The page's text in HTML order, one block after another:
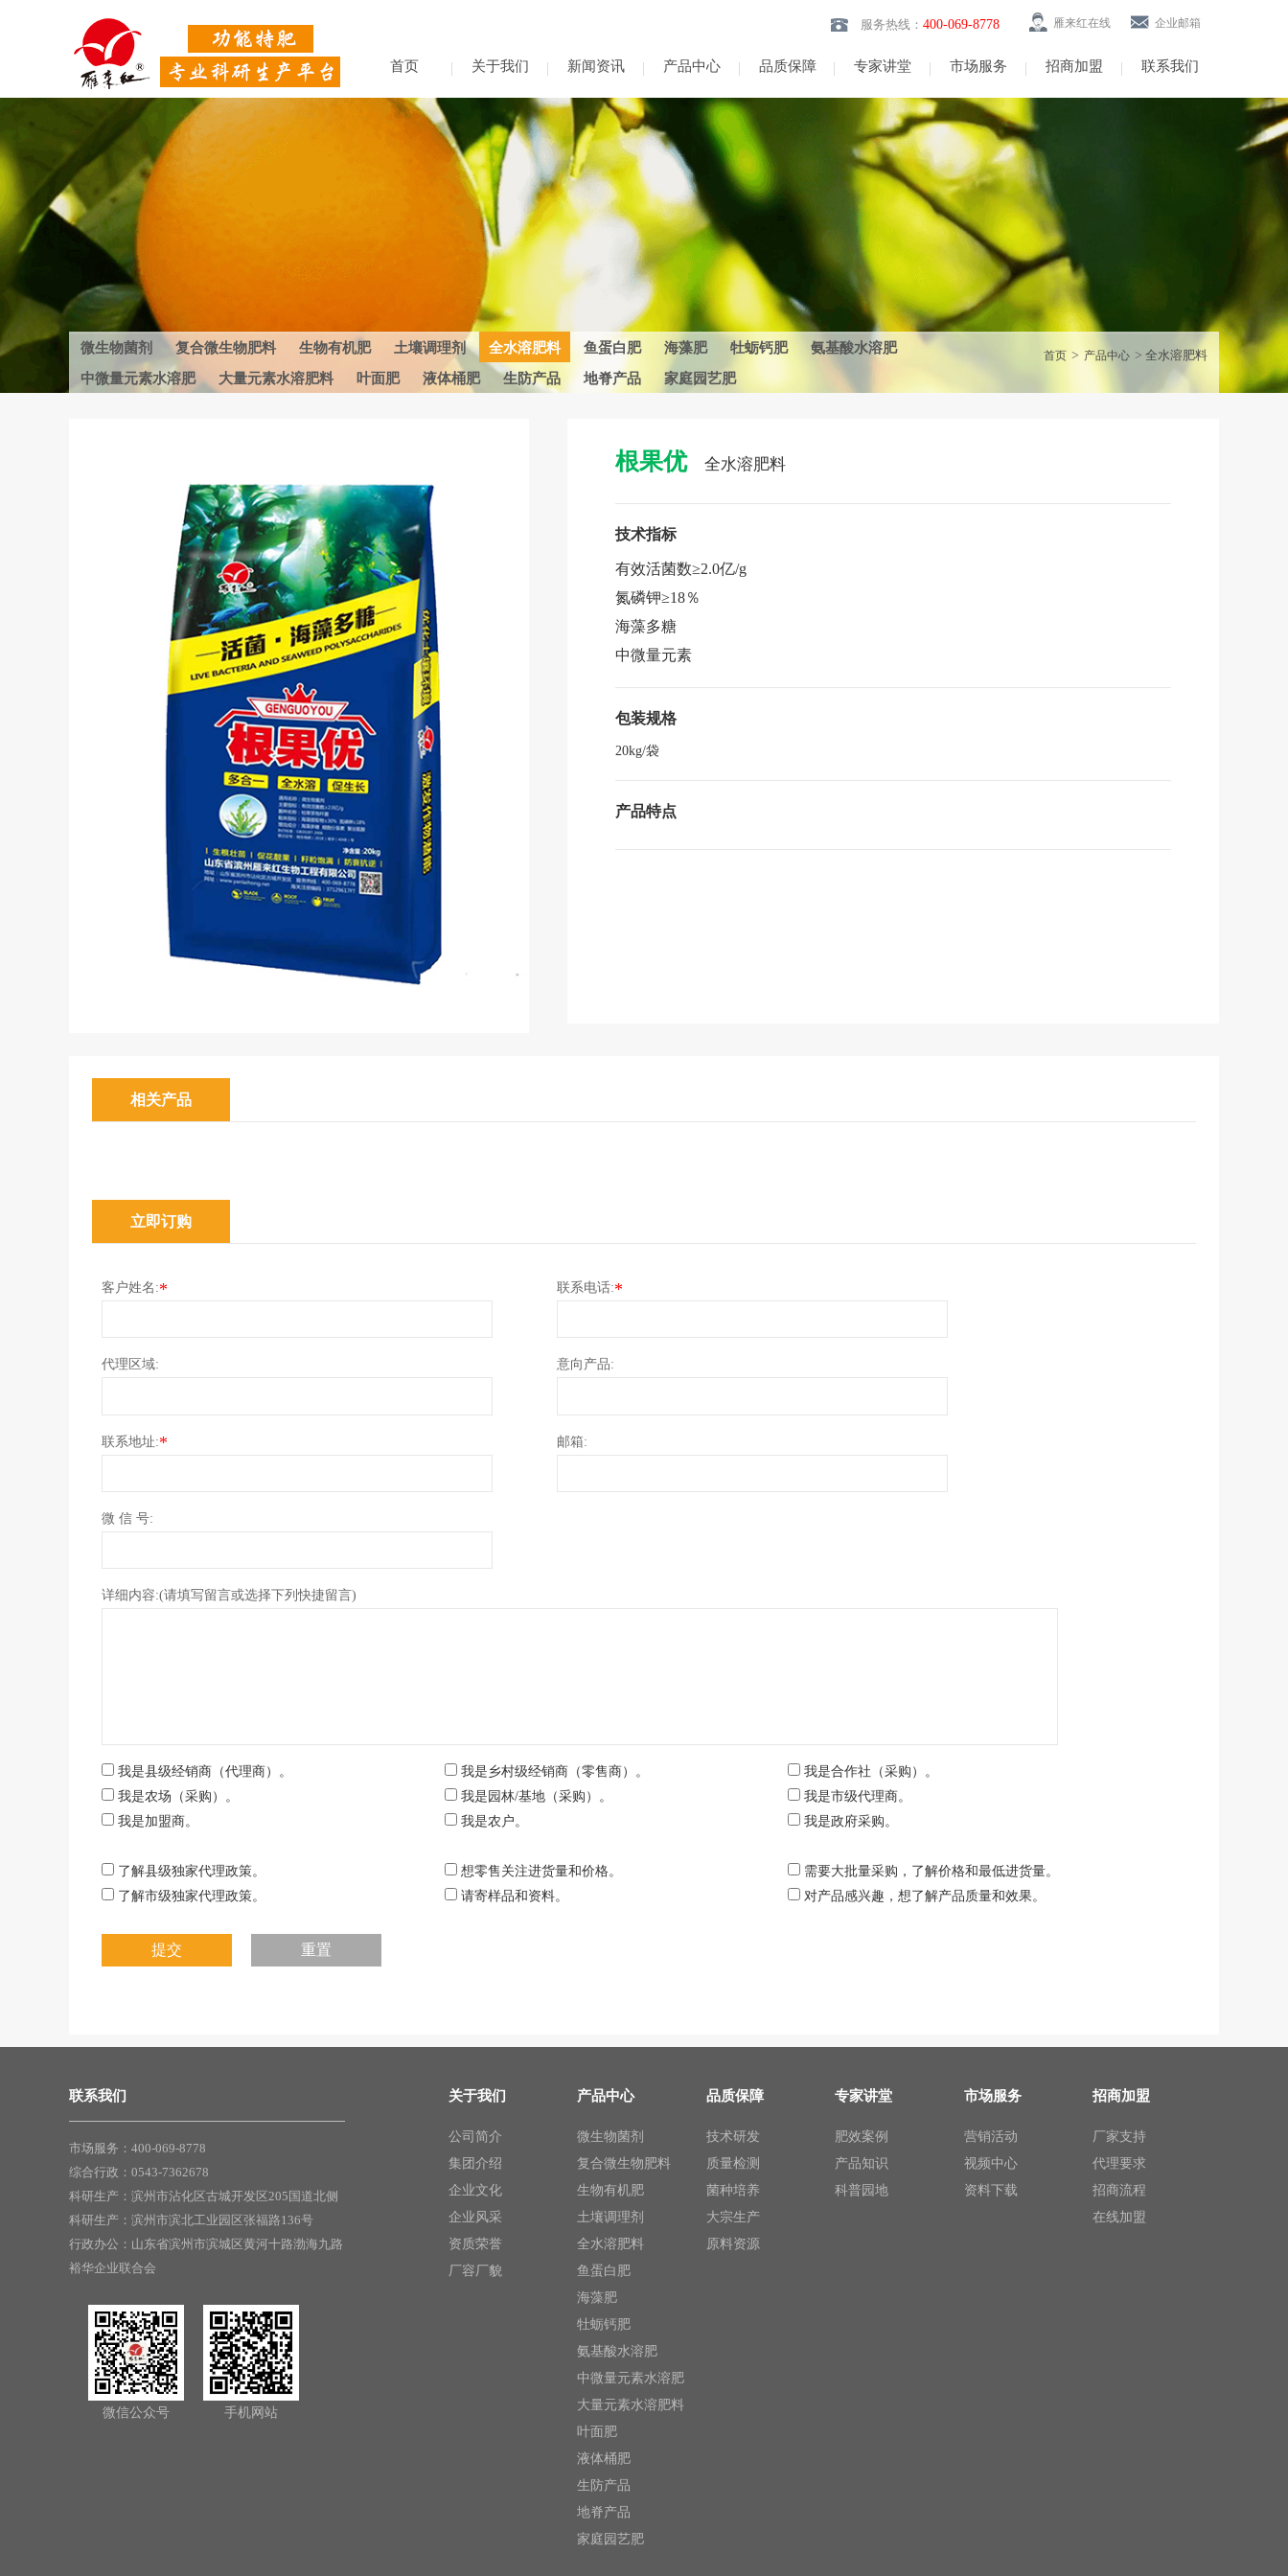
服务热线： 400-069-8778 雁来红在线 企业邮箱
首页 关于我们 新闻资讯 产品中心 品质保障 专家讲堂 市场服务 招商加盟 联系我们
首页 > 产品中心 > 全水溶肥料
微生物菌剂 复合微生物肥料 生物有机肥 土壤调理剂 全水溶肥料 鱼蛋白肥 海藻肥 牡蛎钙肥
氨基酸水溶肥
中微量元素水溶肥
大量元素水溶肥料 叶面肥 液体桶肥 生防产品 地脊产品 家庭园艺肥
根果优 全水溶肥料
技术指标
有效活菌数≥2.0亿/g
氮磷钾≥18％
海藻多糖
中微量元素
包装规格
20kg/袋
产品特点
相关产品
立即订购
客户姓名:* 联系电话:*
代理区域: 意向产品:
联系地址:* 邮箱:
微 信 号:
详细内容:(请填写留言或选择下列快捷留言)
我是县级经销商（代理商）。 我是乡村级经销商（零售商）。
我是合作社（采购）。
我是农场（采购）。
我是园林/基地（采购）。
我是市级代理商。
我是加盟商。
我是农户。 我是政府采购。
了解县级独家代理政策。 想零售关注进货量和价格。
需要大批量采购，了解价格和最低进货量。
了解市级独家代理政策。
请寄样品和资料。 对产品感兴趣，想了解产品质量和效果。
联系我们
市场服务：400-069-8778
综合行政：0543-7362678
科研生产：滨州市沾化区古城开发区205国道北侧
科研生产：滨州市滨北工业园区张福路136号
行政办公：山东省滨州市滨城区黄河十路渤海九路
裕华企业联合会
微信公众号 手机网站
关于我们
公司简介
集团介绍
企业文化
企业风采
资质荣誉
厂容厂貌
产品中心
微生物菌剂
复合微生物肥料
生物有机肥
土壤调理剂
全水溶肥料
鱼蛋白肥
海藻肥
牡蛎钙肥
氨基酸水溶肥
中微量元素水溶肥
大量元素水溶肥料
叶面肥
液体桶肥
生防产品
地脊产品
家庭园艺肥
品质保障
技术研发
质量检测
菌种培养
大宗生产
原料资源
专家讲堂
肥效案例
产品知识
科普园地
市场服务
营销活动
视频中心
资料下载
招商加盟
厂家支持
代理要求
招商流程
在线加盟